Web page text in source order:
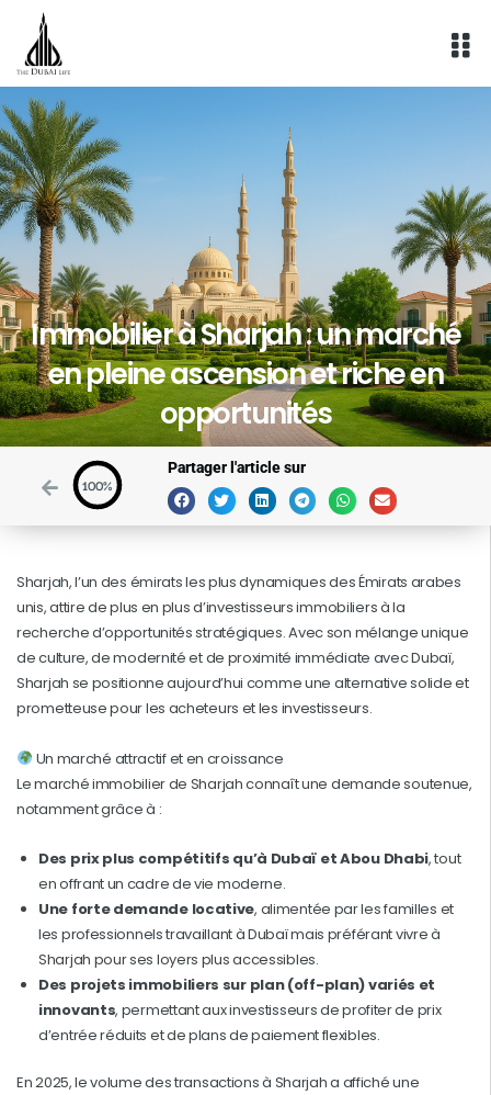
contenu
Immobilier à Sharjah : un marché
en pleine ascension et riche en
opportunités
100%
Partager l'article sur
Sharjah, l’un des émirats les plus dynamiques des Émirats arabes
unis, attire de plus en plus d’investisseurs immobiliers à la
recherche d’opportunités stratégiques. Avec son mélange unique
de culture, de modernité et de proximité immédiate avec Dubaï,
Sharjah se positionne aujourd’hui comme une alternative solide et
prometteuse pour les acheteurs et les investisseurs.
Un marché attractif et en croissance
Le marché immobilier de Sharjah connaît une demande soutenue,
notamment grâce à :
Des prix plus compétitifs qu’à Dubaï et Abou Dhabi, tout
en offrant un cadre de vie moderne.
Une forte demande locative, alimentée par les familles et
les professionnels travaillant à Dubaï mais préférant vivre à
Sharjah pour ses loyers plus accessibles.
Des projets immobiliers sur plan (off-plan) variés et
innovants, permettant aux investisseurs de profiter de prix
d’entrée réduits et de plans de paiement flexibles.
En 2025, le volume des transactions à Sharjah a affiché une